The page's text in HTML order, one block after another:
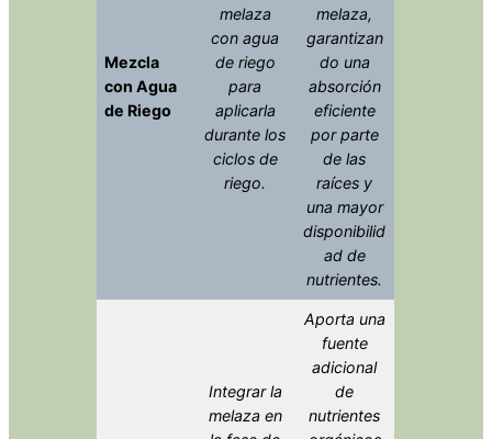
Mezcla
con Agua
de Riego
melaza
con agua
de riego
para
aplicarla
durante los
ciclos de
riego.
melaza,
garantizan
do una
absorción
eficiente
por parte
de las
raíces y
una mayor
disponibilid
ad de
nutrientes.
Integrar la
melaza en
Aporta una
fuente
adicional
de
nutrientes